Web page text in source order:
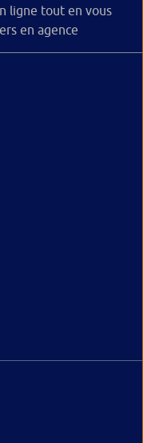
ligne tout en vous
en agence